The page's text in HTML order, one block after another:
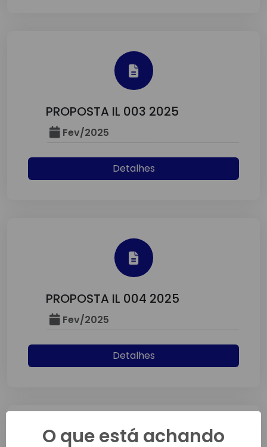
PROPOSTA IL 003 2025
Fev/2025
Detalhes
PROPOSTA IL 004 2025
Fev/2025
Detalhes
O que está achando